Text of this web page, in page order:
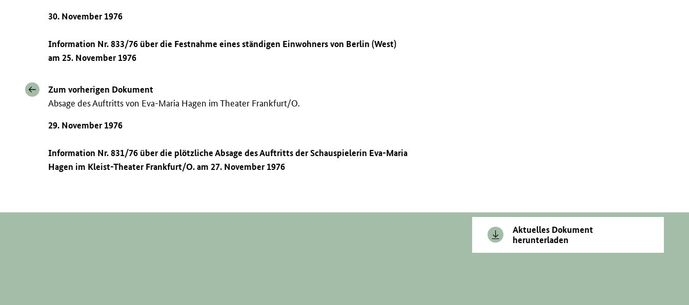
30. November 1976
Information Nr. 833/76 über die Festnahme eines ständigen Einwohners von Berlin (West)
am 25. November 1976
Zum vorherigen Dokument
Absage des Auftritts von Eva-Maria Hagen im Theater Frankfurt/O.
29. November 1976
Information Nr. 831/76 über die plötzliche Absage des Auftritts der Schauspielerin Eva-Maria
Hagen im Kleist-Theater Frankfurt/O. am 27. November 1976
Aktuelles Dokument
herunterladen